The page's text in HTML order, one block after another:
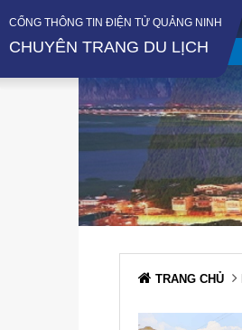
CỔNG THÔNG TIN ĐIỆN TỬ QUẢNG NINH
CHUYÊN TRANG DU LỊCH
TRANG CHỦ